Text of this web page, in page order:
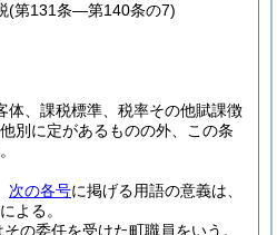
(第131条―第140条の7)
体、課税標準、税率その他賦課徴
別に定があるものの外、この条
次の各号に掲げる用語の意義は、
よる。
の委任を受けた町職員をいう。